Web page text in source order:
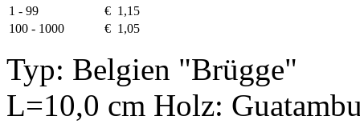
1 - 99
€ 1,15
100 - 1000
€ 1,05
Typ: Belgien "Brügge"
L=10,0 cm Holz: